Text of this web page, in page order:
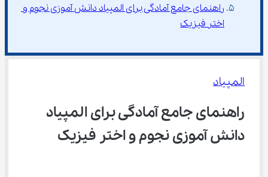
راهنمای جامع آمادگی برای المپیاد دانش آموزی نجوم و
اختر فیزیک
المپیاد
راهنمای جامع آمادگی برای المپیاد
دانش آموزی نجوم و اختر فیزیک